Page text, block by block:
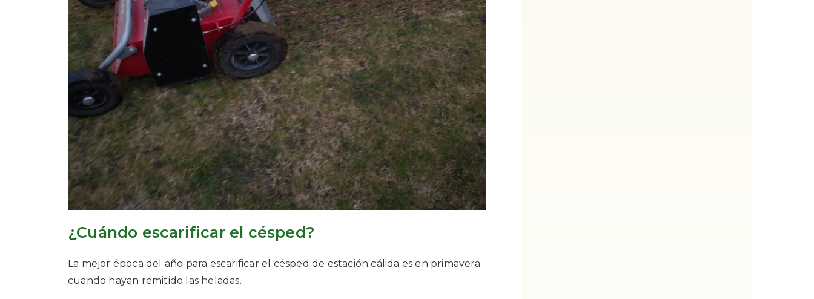
¿Cuándo escarificar el césped?
La mejor época del año para escarificar el césped de estación cálida es en primavera
cuando hayan remitido las heladas.